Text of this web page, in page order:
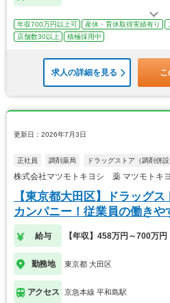
年収700万円以上可 産休・育休取得実績有り
店舗数30以上
積極採用中
求人の詳細を見る こ
更新日：2026年7月3日
正社員 調剤薬局 ドラッグストア（調剤併設
株式会社マツモトキヨシ 薬 マツモトキ
【東京都大田区】ドラッグ
カンパニー！従業員の働きや
す！
給与 【年収】458万円～700万円
勤務地 東京都 大田区
アクセス 京急本線 平和島駅